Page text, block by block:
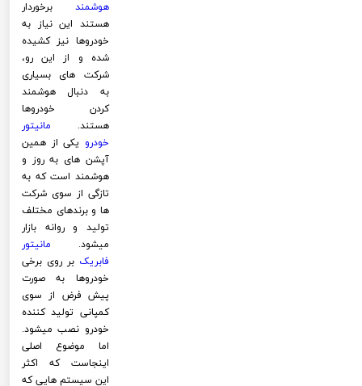
هوشمند برخوردار
هستند این نیاز به
خودروها نیز کشیده
شده و از این رو،
شرکت های بسیاری
به دنبال هوشمند
کردن خودروها
هستند. مانیتور
خودرو یکی از همین
آپشن های به روز و
هوشمند است که به
تازگی از سوی شرکت
ها و برندهای مختلف
تولید و روانه بازار
میشود. مانیتور
فابریک بر روی برخی
خودروها به صورت
پیش فرض از سوی
کمپانی تولید کننده
خودرو نصب میشود.
اما موضوع اصلی
اینجاست که اکثر
این سیستم هایی که